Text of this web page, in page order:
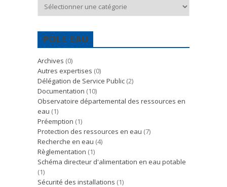
POLE EAU
Archives (0)
Autres expertises (0)
Délégation de Service Public (2)
Documentation (10)
Observatoire départemental des ressources en
eau (1)
Préemption (1)
Protection des ressources en eau (7)
Recherche en eau (4)
Règlementation (1)
Schéma directeur d'alimentation en eau potable
(1)
Sécurité des installations (1)